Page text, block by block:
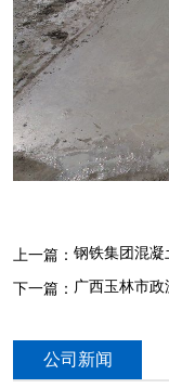
上一篇： 钢铁集团混凝
下一篇： 广西玉林市
公司新闻